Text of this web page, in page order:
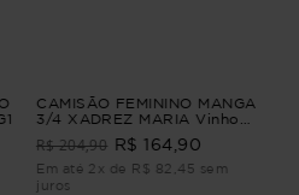
CAMISÃO FEMININO MANGA
3/4 XADREZ MARIA Vinho
R$ 204,90 R$ 164,90
Em até 2x de R$ 82,45 sem
juros